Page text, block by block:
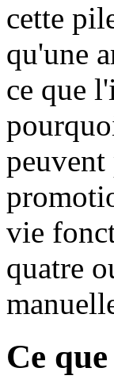
cette
qu'une
ce que
vie
quatre
Ce